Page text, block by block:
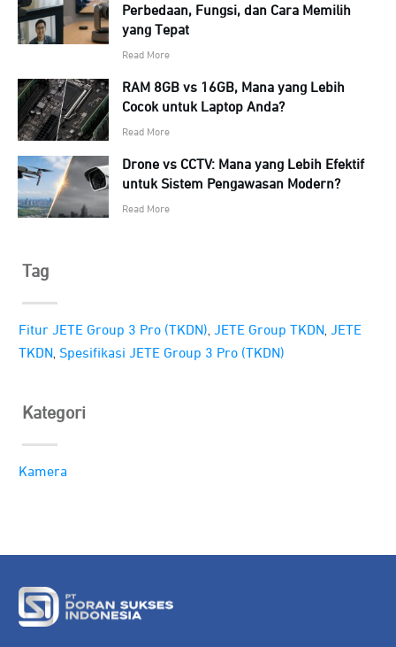
Perbedaan, Fungsi, dan Cara Memilih
yang Tepat
Read More
RAM 8GB vs 16GB, Mana yang Lebih
Cocok untuk Laptop Anda?
Read More
Drone vs CCTV: Mana yang Lebih Efektif
untuk Sistem Pengawasan Modern?
Read More
Tag
Fitur JETE Group 3 Pro (TKDN) JETE Group TKDN JETE
TKDN
Spesifikasi JETE Group 3 Pro (TKDN)
Kategori
Kamera